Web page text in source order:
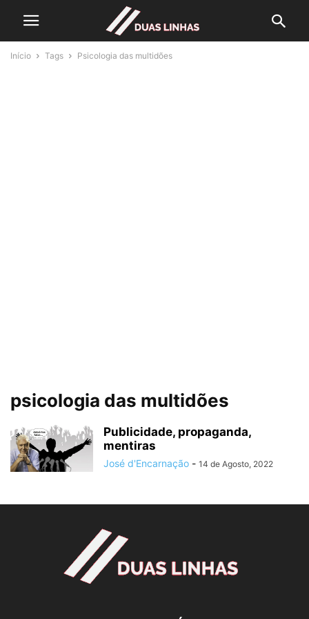
Início Tags Psicologia das multidões
psicologia das multidões
Publicidade, propaganda,
mentiras
José d'Encarnação - 14 de Agosto, 2022